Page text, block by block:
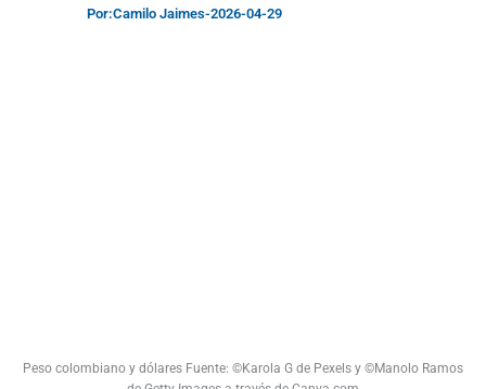
Por:Camilo Jaimes-2026-04-29
Peso colombiano y dólares Fuente: ©Karola G de Pexels y ©Manolo Ramos